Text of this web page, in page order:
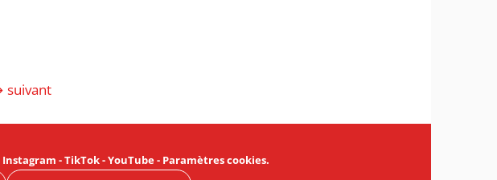
suivant
Instagram -TikTok-YouTube- Paramètres cookies.